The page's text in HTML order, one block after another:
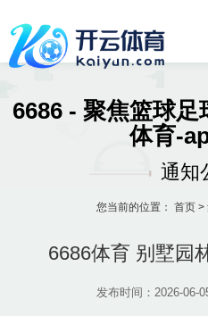
6686 - 聚焦篮球
体育-
通知
您当前的位置： 首页>
6686体育 别墅园
发布时间：2026-06-